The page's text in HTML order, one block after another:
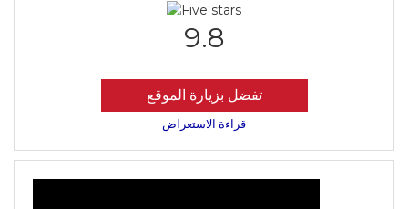
9.8
تفضل بزيارة الموقع
قراءة الاستعراض